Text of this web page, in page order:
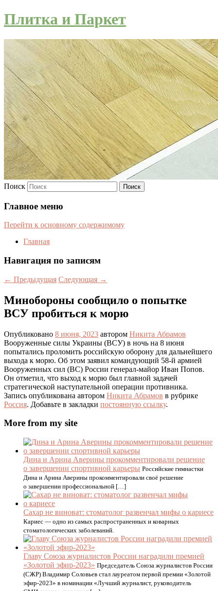
Плитка и Паркет
Поиск
Главное меню
Перейти к основному содержимому
Главная
Навигация по записям
← Предыдущая Следующая →
Минобороны сообщило о попытке
ВСУ пробиться к морю
Опубликовано 8 июня, 2023 автором Никита Абрамов
Вооруженные силы Украины (ВСУ) в ночь на 8 июня
попытались проломить российскую оборону для дальнейшего
выхода к морю. Об этом заявил командующий 58-й армией
Вооруженных сил (ВС) России генерал-майор Иван Попов.
Он отметил, что выход к морю был главной задачей
стратегической наступательной операции противника.
Запись опубликована автором Никита Абрамов в рубрике
Россия. Добавьте в закладки постоянную ссылку.
More from my site
Дина и Арина Аверины прокомментировали решение
о завершении спортивной карьеры Российские гимнастки
Дина и Арина Аверины прокомментировали своё решение
о завершении профессиональной […]
Сахар не виноват: стоматолог развенчал мифы о кариесе
Кариес — одно из самых распространенных и коварных
стоматологических заболеваний.
Главу Союза журналистов России наградили премией
«Золотой эфир-2023» Председатель Союза журналистов России
(СЖР) Владимир Соловьев стал лауреатом первой премии «Золотой
эфир-2023» в номинации «Лучший журналист, руководитель